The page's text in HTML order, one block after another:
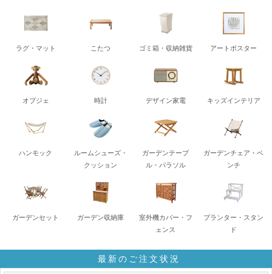
ラグ・マット こたつ ゴミ箱・収納雑貨 アートポスター
オブジェ 時計 デザイン家電 キッズインテリア
ハンモック
ルームシューズ・
クッション
ガーデンテーブ
ル・パラソル
ガーデンチェア・ベ
ンチ
ガーデンセット ガーデン収納庫
室外機カバー・フ
ェンス
プランター・スタン
ド
最新のご注文状況